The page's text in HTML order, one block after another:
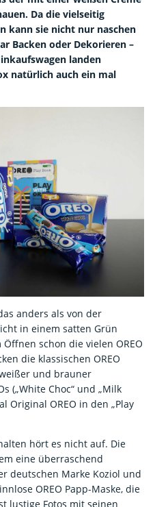
Da die vielseitig
kann sie nicht nur naschen
Backen oder Dekorieren –
landen
natürlich auch ein mal
anders als von der
in einem satten Grün
schon die vielen OREO
die klassischen OREO
und brauner
(„White Choc“ und „Milk
Original OREO in den „Play
hört es nicht auf. Die
eine überraschend
deutschen Marke Koziol und
OREO Papp-Maske, die
lustige Fotos mit seinen